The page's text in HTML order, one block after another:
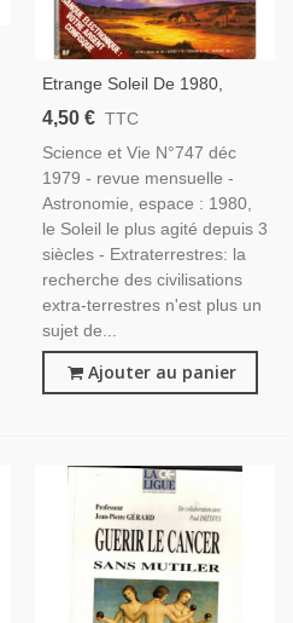
Etrange Soleil De 1980,
Extraterrestres,
Produits High Tech En 1980,
- Science Et Vie N°747 Déc
1979 -
4,50 € TTC
Science et Vie N°747 déc
1979 - revue mensuelle -
Astronomie, espace : 1980,
le Soleil le plus agité depuis 3
siècles - Extraterrestres: la
recherche des civilisations
extra-terrestres n'est plus un
sujet de...
Ajouter au panier